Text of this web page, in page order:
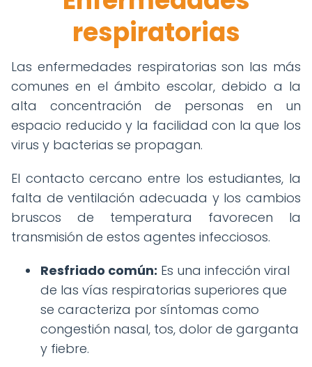
respiratorias
Las enfermedades respiratorias son las más
comunes en el ámbito escolar, debido a la
alta concentración de personas en un
espacio reducido y la facilidad con la que los
virus y bacterias se propagan.
El contacto cercano entre los estudiantes, la
falta de ventilación adecuada y los cambios
bruscos de temperatura favorecen la
transmisión de estos agentes infecciosos.
Resfriado común: Es una infección viral
de las vías respiratorias superiores que
se caracteriza por síntomas como
congestión nasal, tos, dolor de garganta
y fiebre.